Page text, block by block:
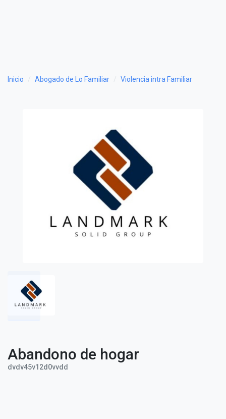
Inicio Abogado de Lo Familiar Violencia intra Familiar
Abandono de hogar
dvdv45v12d0vvdd